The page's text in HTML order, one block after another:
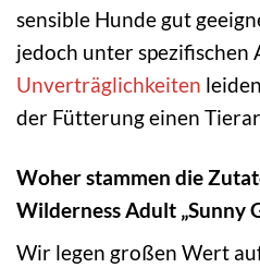
sensible Hunde gut
jedoch unter spezifischen
Unverträglichkeiten
der Fütterung einen
Woher stammen die
Wilderness Adult „Sunny
Wir legen großen Wert